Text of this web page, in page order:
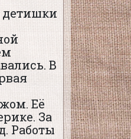
детишки
В
Её
За
Работы